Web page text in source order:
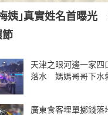
姨｣真實姓名首曝光
節
天津之眼河邊一家四
落水 媽媽哥哥下水
廣東食客埋單擲錢